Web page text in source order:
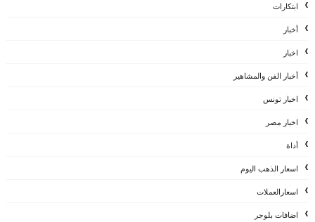
ابتكارات
أخبار
اخبار
أخبار الفن والمشاهير
اخبار تونس
اخبار مصر
أداة
اسعار الذهب اليوم
اسعارالعملات
اضافات بلوجر